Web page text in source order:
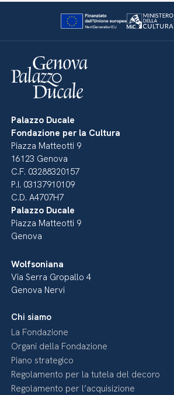
Palazzo Ducale
Fondazione per la Cultura
Piazza Matteotti 9
16123 Genova
C.F. 03288320157
P.I. 03137910109
C.D. A4707H7
Palazzo Ducale
Piazza Matteotti 9
Genova
Wolfsoniana
Via Serra Gropallo 4
Genova Nervi
Chi siamo
La Fondazione
Organi della Fondazione
Piano strategico
Regolamento per la tutela del decoro
Regolamento per l’acquisizione